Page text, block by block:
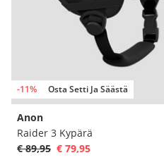
-11% Osta Setti Ja Säästä
Anon
Raider 3 Kypärä
€ 89,95 € 79,95